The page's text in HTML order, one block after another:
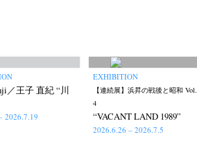
／王子 直紀 “川
2026.7.19
EXHIBITION
【連続展】浜昇の戦後と昭和 Vol.
4
“VACANT LAND 1989”
2026.6.26 – 2026.7.5